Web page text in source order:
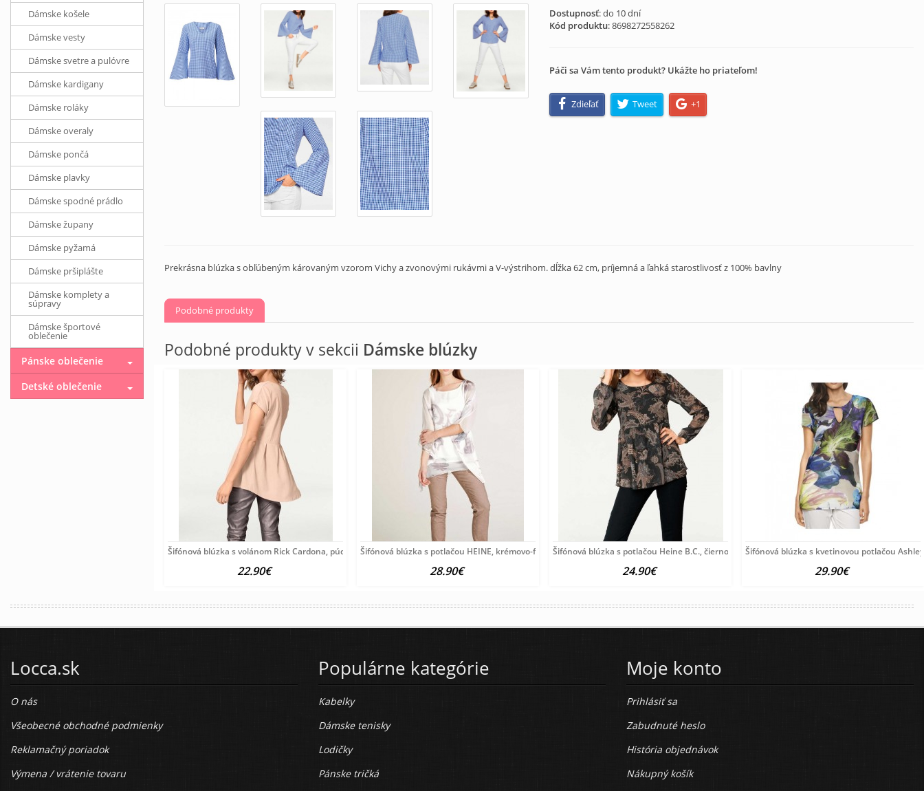
Dostupnosť: do 10 dní
Kód produktu:8698272558262
Páči sa Vám tento produkt? Ukážte ho priateľom!
Zdieľať Tweet +1
Prekrásna blúzka s obľúbeným károvaným vzorom Vichy a zvonovými rukávmi a V-výstrihom. dĺžka 62 cm, príjemná a ľahká starostlivosť z 100% bavlny
Podobné produkty
Podobné produkty v sekcii Dámske blúzky
Šifónová blúzka s volánom Rick Cardona, púdrová
22.90€
Šifónová blúzka s potlačou HEINE, krémovo-farebná
28.90€
Šifónová blúzka s potlačou Heine B.C., čierno-farebná
24.90€
Šifónová blúzka s kvetinovou potlačou
29.90€
Dámske košele
Dámske vesty
Dámske svetre a pulóvre
Dámske kardigany
Dámske roláky
Dámske overaly
Dámske pončá
Dámske plavky
Dámske spodné prádlo
Dámske župany
Dámske pyžamá
Dámske pršiplášte
Dámske komplety a
súpravy
Dámske športové
oblečenie
Pánske oblečenie
Detské oblečenie
Locca.sk
O nás
Všeobecné obchodné podmienky
Reklamačný poriadok
Výmena / vrátenie tovaru
Populárne kategórie
Kabelky
Dámske tenisky
Lodičky
Pánske tričká
Moje konto
Prihlásiť sa
Zabudnuté heslo
História objednávok
Nákupný košík